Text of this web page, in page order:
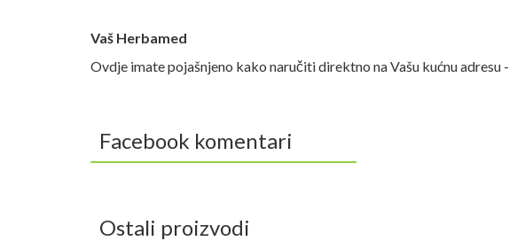
Vaš Herbamed
Ovdje imate pojašnjeno kako naručiti direktno na Vašu kućnu adresu -
Facebook komentari
Ostali proizvodi